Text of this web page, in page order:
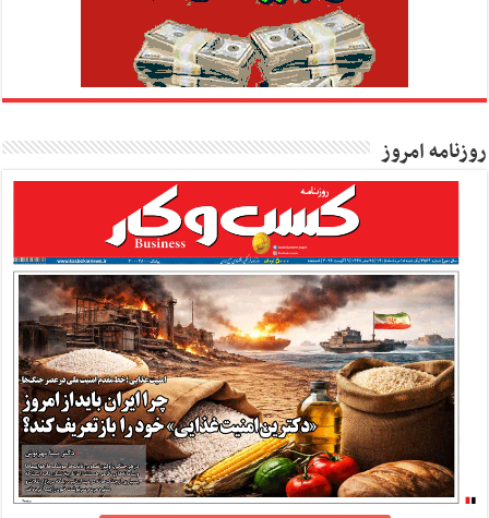
روزنامه امروز